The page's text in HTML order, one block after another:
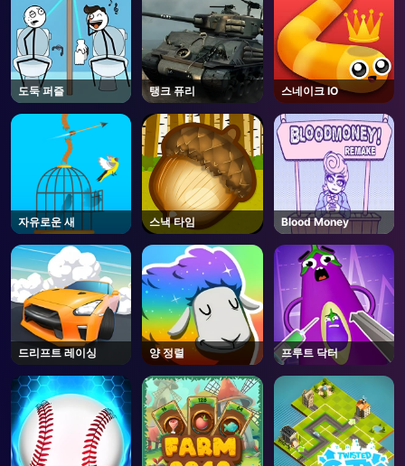
AD
도둑 퍼즐 탱크 퓨리 스네이크 IO
자유로운 새 스낵 타임 Blood Money
드리프트 레이싱 양 정렬 프루트 닥터